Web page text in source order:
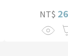
NT$